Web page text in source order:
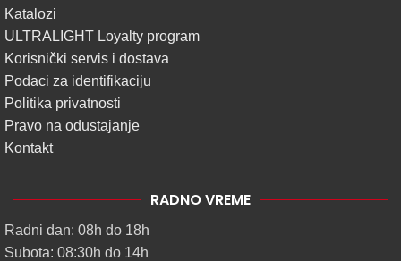
Katalozi
ULTRALIGHT Loyalty program
Korisnički servis i dostava
Podaci za identifikaciju
Politika privatnosti
Pravo na odustajanje
Kontakt
RADNO VREME
Radni dan: 08h do 18h
Subota: 08:30h do 14h